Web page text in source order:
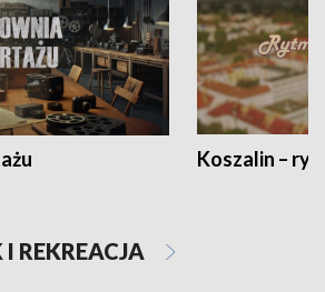
Koszalin –
REKREACJA